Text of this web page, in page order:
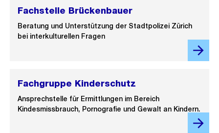
Fachstelle Brückenbauer
Beratung und Unterstützung der Stadtpolizei Zürich
bei interkulturellen Fragen
Fachgruppe Kinderschutz
Ansprechstelle für Ermittlungen im Bereich
Kindesmissbrauch, Pornografie und Gewalt an Kindern.